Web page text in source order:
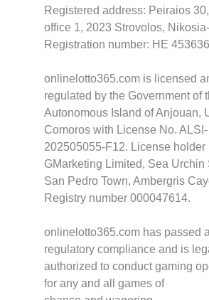
Registered address: Peiraios
office 1, 2023 Strovolos,
Registration number: HE
onlinelotto365.com is licensed
regulated by the Government of
Autonomous Island of Anjouan,
Comoros with License No. ALSI-
202505055-F12. License holder
GMarketing Limited, Sea Urchin
San Pedro Town, Ambergris
Registry number 000047614.
onlinelotto365.com has passed
regulatory compliance and is
authorized to conduct gaming
for any and all games of